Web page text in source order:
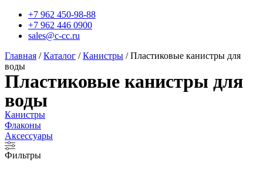
+7 962 450-98-88
+7 962 446 0900
sales@c-cc.ru
Главная /Каталог /Канистры / Пластиковые канистры для
воды
Пластиковые канистры для
воды
Канистры
Флаконы
Аксессуары
Фильтры